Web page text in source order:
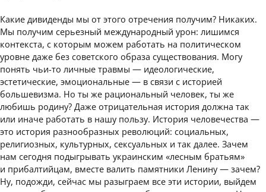
Какие дивиденды мы от этого отречения получим? Никаких.
Мы получим серьезный международный урон: лишимся
контекста, с которым можем работать на политическом
уровне даже без советского образа существования. Могу
понять чьи-то личные травмы — идеологические,
эстетические, эмоциональные — в связи с историей
большевизма. Но ты же рациональный человек, ты же
любишь родину? Даже отрицательная история должна так
или иначе работать в нашу пользу. История человечества —
это история разнообразных революций: социальных,
религиозных, культурных, сексуальных и так далее. Зачем
нам сегодня подыгрывать украинским «лесным братьям»
и прибалтийцам, вместе валить памятники Ленину — зачем?
Ну, подожди, сейчас мы разыграем все эти истории, выйдем